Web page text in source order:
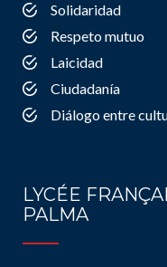
Solidaridad
Respeto mutuo
Laicidad
Ciudadanía
Diálogo entre
LYCÉE
PALMA